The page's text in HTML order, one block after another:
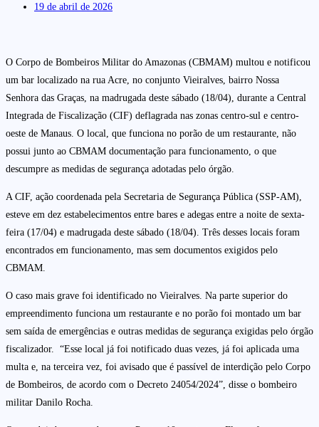
19 de abril de 2026
O Corpo de Bombeiros Militar do Amazonas (CBMAM) multou e notificou
um bar localizado na rua Acre, no conjunto Vieiralves, bairro Nossa
Senhora das Graças, na madrugada deste sábado (18/04), durante a Central
Integrada de Fiscalização (CIF) deflagrada nas zonas centro-sul e centro-
oeste de Manaus. O local, que funciona no porão de um restaurante, não
possui junto ao CBMAM documentação para funcionamento, o que
descumpre as medidas de segurança adotadas pelo órgão.
A CIF, ação coordenada pela Secretaria de Segurança Pública (SSP-AM),
esteve em dez estabelecimentos entre bares e adegas entre a noite de sexta-
feira (17/04) e madrugada deste sábado (18/04). Três desses locais foram
encontrados em funcionamento, mas sem documentos exigidos pelo
CBMAM.
O caso mais grave foi identificado no Vieiralves. Na parte superior do
empreendimento funciona um restaurante e no porão foi montado um bar
sem saída de emergências e outras medidas de segurança exigidas pelo órgão
fiscalizador. “Esse local já foi notificado duas vezes, já foi aplicada uma
multa e, na terceira vez, foi avisado que é passível de interdição pelo Corpo
de Bombeiros, de acordo com o Decreto 24054/2024”, disse o bombeiro
militar Danilo Rocha.